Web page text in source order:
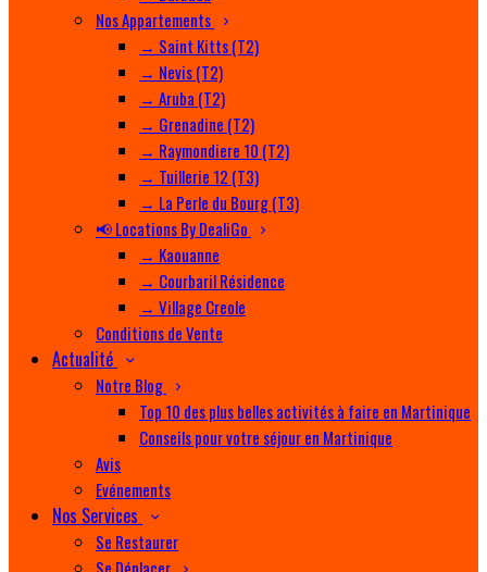
Nos Appartements
→ Saint Kitts (T2)
→ Nevis (T2)
→ Aruba (T2)
→ Grenadine (T2)
→ Raymondiere 10 (T2)
→ Tuillerie 12 (T3)
→ La Perle du Bourg (T3)
📢 Locations By DealiGo
→ Kaouanne
→ Courbaril Résidence
→ Village Creole
Conditions de Vente
Actualité
Notre Blog
Top 10 des plus belles activités à faire en Martinique
Conseils pour votre séjour en Martinique
Avis
Evénements
Nos Services
Se Restaurer